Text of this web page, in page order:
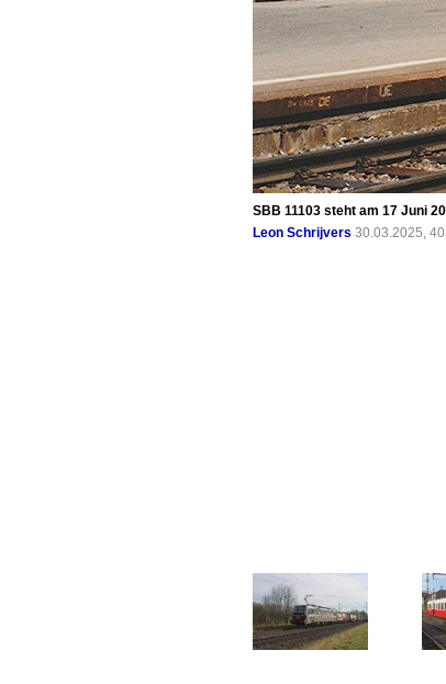
SBB 11103 steht am 17 Juni
Leon Schrijvers 30.03.2025,